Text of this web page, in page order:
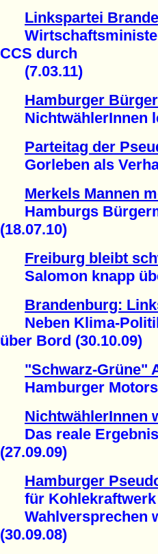
Linkspartei
CCS durch
(7.03.11)
Hamburger
NichtwählerInnen
Parteitag der
Gorleben als
Merkels Mannen
Hamburgs
(18.07.10)
Freiburg bleibt
Salomon knapp
Brandenburg:
Neben Klima-
über Bord (30.10.09)
"Schwarz-Grüne"
Hamburger
NichtwählerInnen
Das reale Ergebnis
(27.09.09)
Hamburger
für Kohlekraftwerk
Wahlversprechen
(30.09.08)